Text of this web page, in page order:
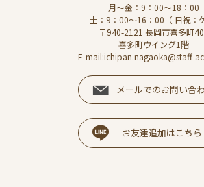
月～金：9：00～18：00
土：9：00～16：00（ 日祝：
〒940-2121 長岡市喜多町
喜多町ウイング1階
E-mail:ichipan.nagaoka@staff-
メールでのお問い合
お友達追加はこちら